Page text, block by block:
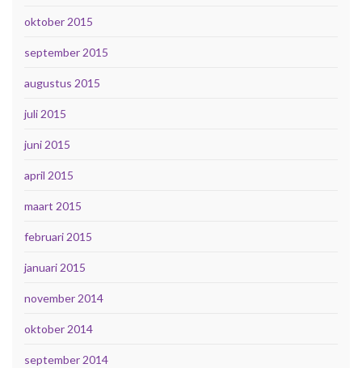
oktober 2015
september 2015
augustus 2015
juli 2015
juni 2015
april 2015
maart 2015
februari 2015
januari 2015
november 2014
oktober 2014
september 2014